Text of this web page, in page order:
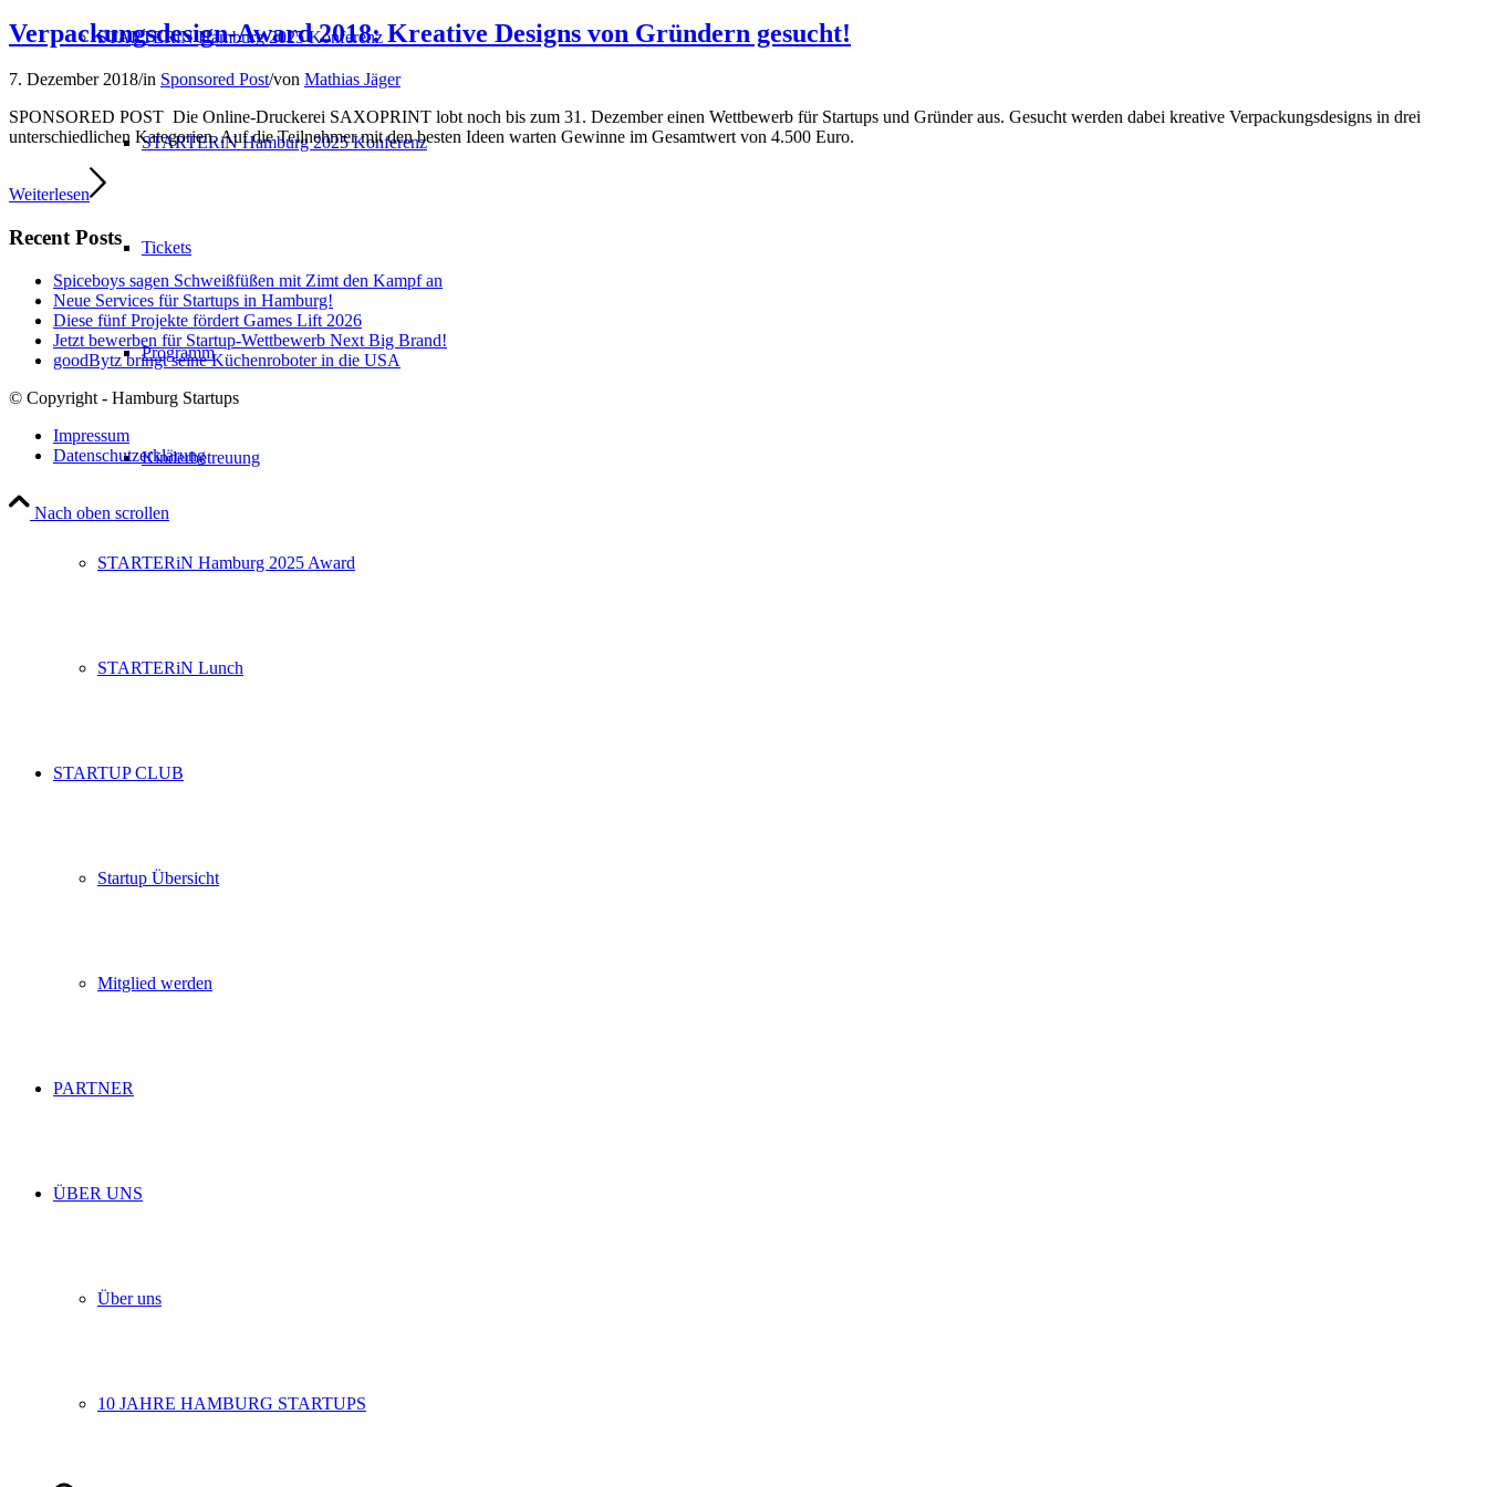
STARTERiN Hamburg 2025 Konferenz
STARTERiN Hamburg 2025 Konferenz
Tickets
Programm
Kinderbetreuung
STARTERiN Hamburg 2025 Award
STARTERiN Lunch
STARTUP CLUB
Startup Übersicht
Mitglied werden
PARTNER
ÜBER UNS
Über uns
10 JAHRE HAMBURG STARTUPS
Verpackungsdesign-Award 2018: Kreative Designs von Gründern gesucht!
7. Dezember 2018/in Sponsored Post/von Mathias Jäger
SPONSORED POST Die Online-Druckerei SAXOPRINT lobt noch bis zum 31. Dezember einen Wettbewerb für Startups und Gründer aus. Gesucht werden dabei kreative Verpackungsdesigns in drei
unterschiedlichen Kategorien. Auf die Teilnehmer mit den besten Ideen warten Gewinne im Gesamtwert von 4.500 Euro.
Weiterlesen
Recent Posts
Spiceboys sagen Schweißfüßen mit Zimt den Kampf an
Neue Services für Startups in Hamburg!
Diese fünf Projekte fördert Games Lift 2026
Jetzt bewerben für Startup-Wettbewerb Next Big Brand!
goodBytz bringt seine Küchenroboter in die USA
© Copyright - Hamburg Startups
Impressum
Datenschutzerklärung
Nach oben scrollen